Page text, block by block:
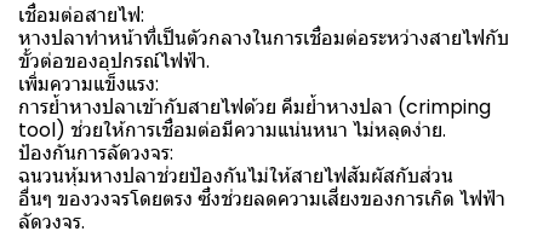
เชื่อมต่อสายไฟ:
หางปลาทำหน้าที่เป็นตัวกลางในการเชื่อมต่อระหว่างสายไฟกับ
ขั้วต่อของอุปกรณ์ไฟฟ้า.
เพิ่มความแข็งแรง:
การย้ำหางปลาเข้ากับสายไฟด้วย คีมย้ำหางปลา (crimping
tool) ช่วยให้การเชื่อมต่อมีความแน่นหนา ไม่หลุดง่าย.
ป้องกันการลัดวงจร:
ฉนวนหุ้มหางปลาช่วยป้องกันไม่ให้สายไฟสัมผัสกับส่วน
อื่นๆ ของวงจรโดยตรง ซึ่งช่วยลดความเสี่ยงของการเกิด ไฟฟ้า
ลัดวงจร.